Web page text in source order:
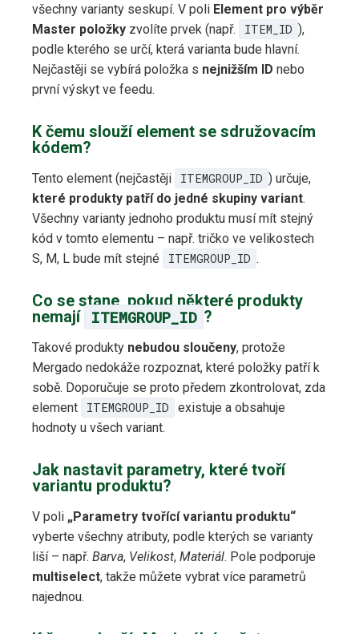
všechny varianty seskupí. V poli Element pro výběr
Master položky zvolíte prvek (např. ITEM_ID ),
podle kterého se určí, která varianta bude hlavní.
Nejčastěji se vybírá položka s nejnižším ID nebo
první výskyt ve feedu.
K čemu slouží element se sdružovacím
kódem?
Tento element (nejčastěji ITEMGROUP_ID ) určuje,
které produkty patří do jedné skupiny variant.
Všechny varianty jednoho produktu musí mít stejný
kód v tomto elementu – např. tričko ve velikostech
S, M, L bude mít stejné
ITEMGROUP_ID .
Co se stane, pokud některé produkty
nemají ITEMGROUP_ID ?
Takové produkty nebudou sloučeny, protože
Mergado nedokáže rozpoznat, které položky patří k
sobě. Doporučuje se proto předem zkontrolovat, zda
element
ITEMGROUP_ID
existuje a obsahuje
hodnoty u všech variant.
Jak nastavit parametry, které tvoří
variantu produktu?
V poli „Parametry tvořící variantu produktu“
vyberte všechny atributy, podle kterých se varianty
liší – např. Barva, Velikost, Materiál. Pole podporuje
multiselect, takže můžete vybrat více parametrů
najednou.